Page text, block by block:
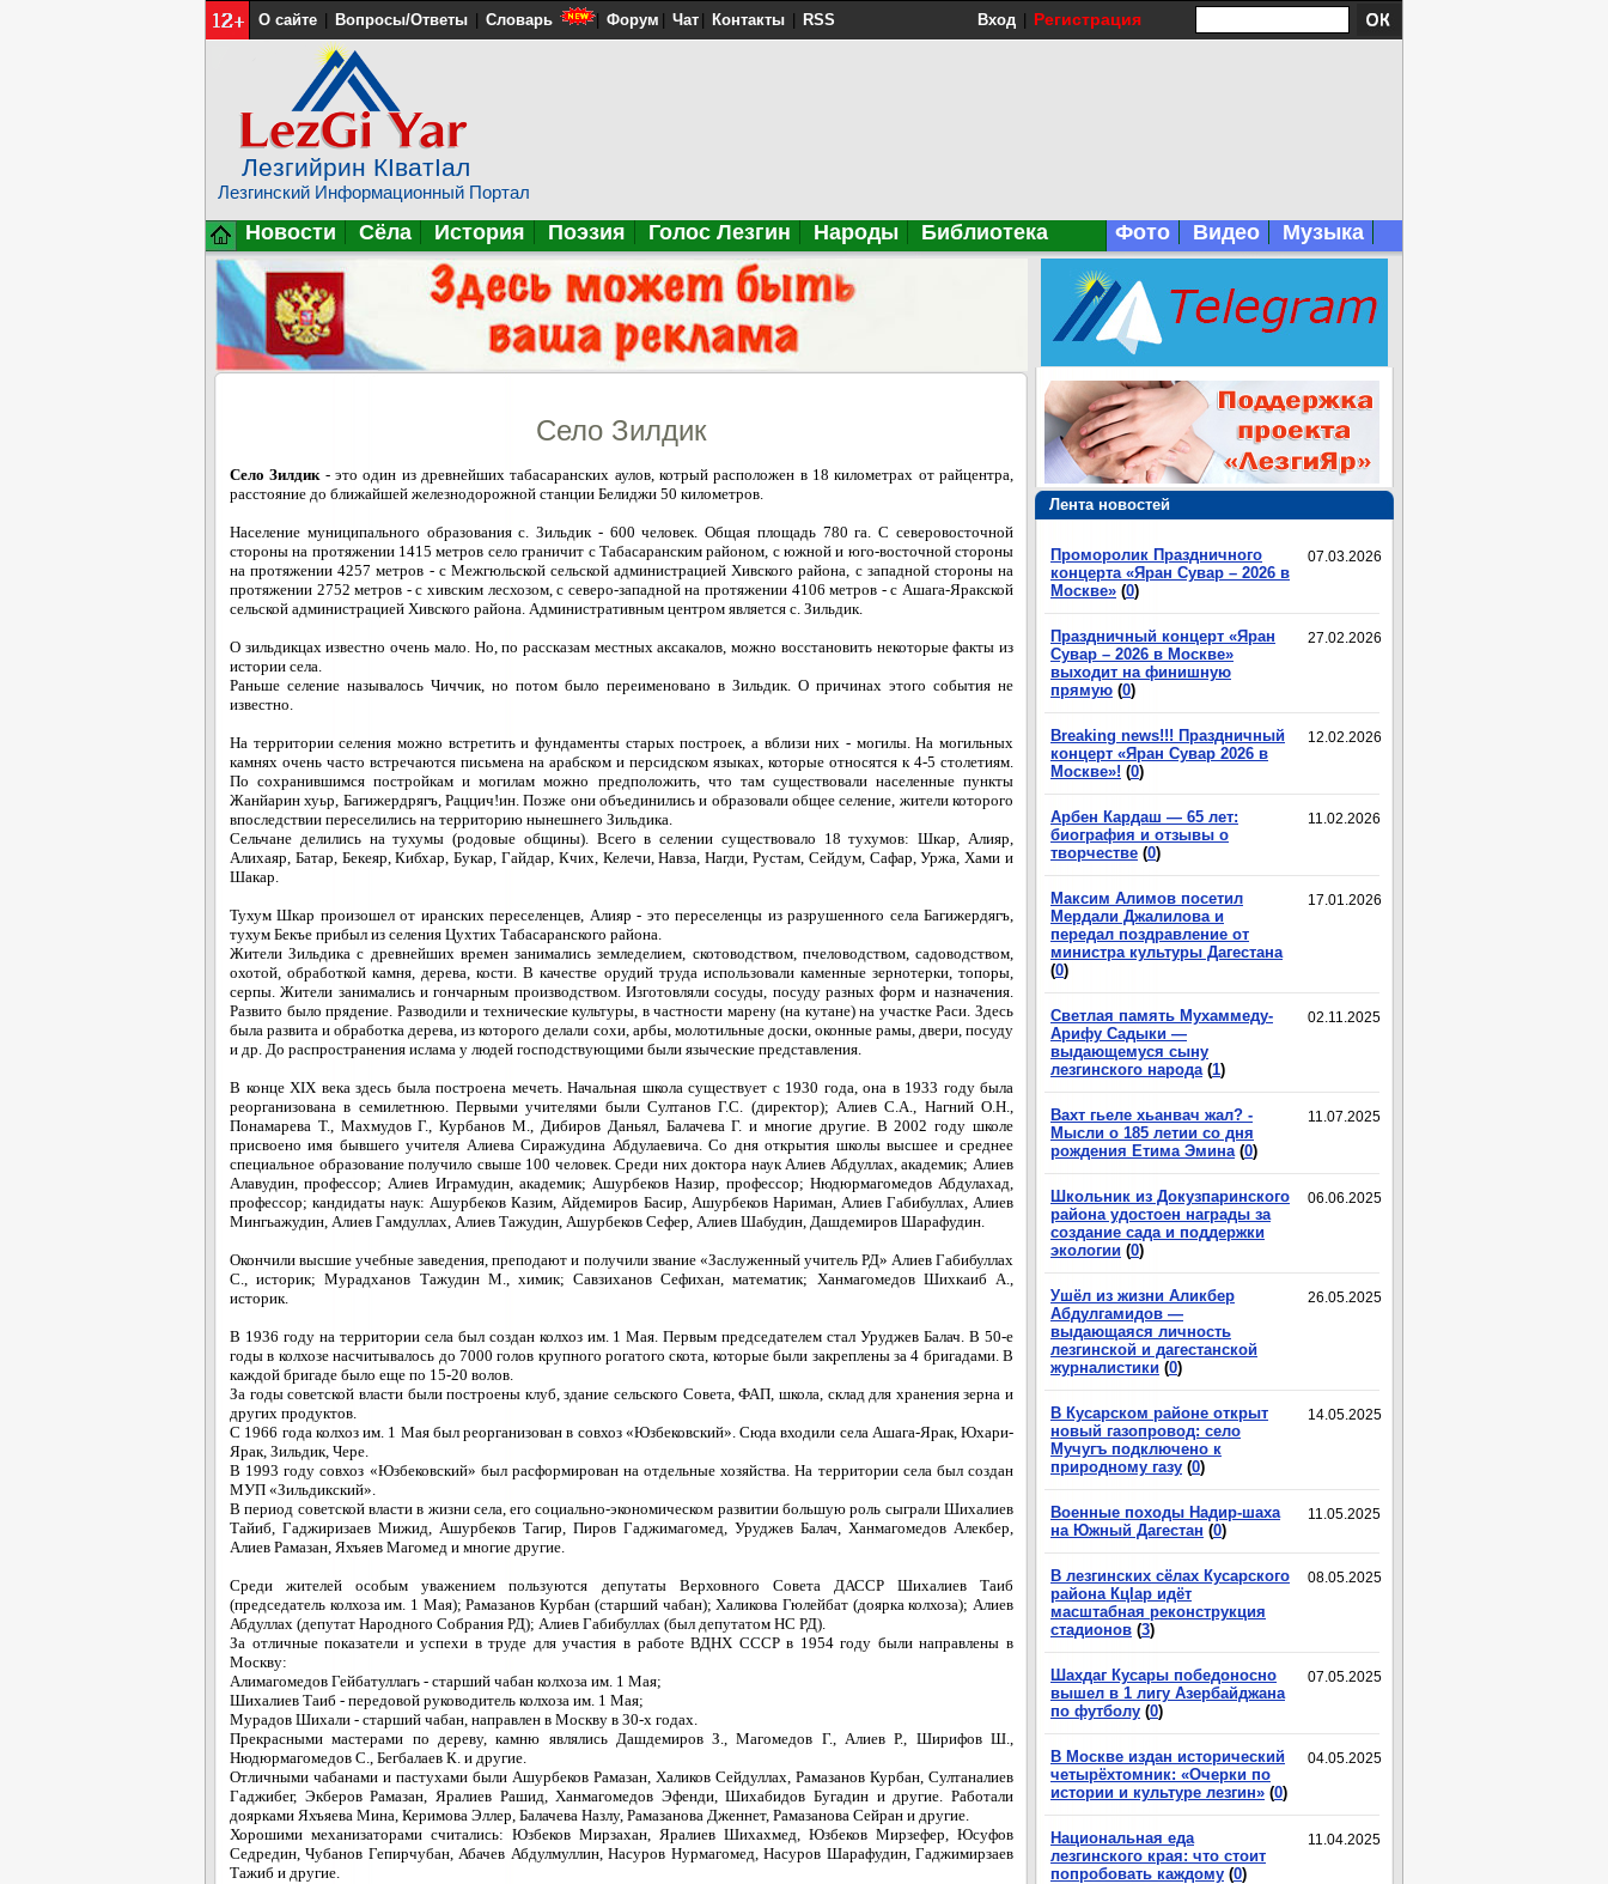
О сайте Вопросы/Ответы Словарь Форум Чат Контакты RSS Вход Регистрация
Лезгийрин КIватIал
Лезгинский Информационный Портал
Новости Сёла История Поэзия Голос Лезгин Народы Библиотека Фото Видео Музыка
Село Зилдик
Село Зилдик- это один из древнейших табасаранских аулов, котрый расположен в 18 километрах от райцентра,
расстояние до ближайшей железнодорожной станции Белиджи 50 километров.
Население муниципального образования с. Зильдик - 600 человек. Общая площадь 780 га. С северовосточной
стороны на протяжении 1415 метров село граничит с Табасаранским районом, с южной и юго-восточной стороны
на протяжении 4257 метров - с Межгюльской сельской администрацией Хивского района, с западной стороны на
протяжении 2752 метров - с хивским лесхозом, с северо-западной на протяжении 4106 метров - с Ашага-Яракской
сельской администрацией Хивского района. Административным центром является с. Зильдик.
О зильдикцах известно очень мало. Но, по рассказам местных аксакалов, можно восстановить некоторые факты из
истории села.
Раньше селение называлось Чиччик, но потом было переименовано в Зильдик. О причинах этого события не
известно.
На территории селения можно встретить и фундаменты старых построек, а вблизи них - могилы. На могильных
камнях очень часто встречаются письмена на арабском и персидском языках, которые относятся к 4-5 столетиям.
По сохранившимся постройкам и могилам можно предположить, что там существовали населенные пункты
Жанйарин хуьр, Багижердрягъ, Раццич!ин. Позже они объединились и образовали общее селение, жители которого
впоследствии переселились на территорию нынешнего Зильдика.
Сельчане делились на тухумы (родовые общины). Всего в селении существовало 18 тухумов: Шкар, Алияр,
Алихаяр, Батар, Бекеяр, Кибхар, Букар, Гайдар, Кчих, Келечи, Навза, Нагди, Рустам, Сейдум, Сафар, Уржа, Хами и
Шакар.
Тухум Шкар произошел от иранских переселенцев, Алияр - это переселенцы из разрушенного села Багижердягъ,
тухум Бекъе прибыл из селения Цухтих Табасаранского района.
Жители Зильдика с древнейших времен занимались земледелием, скотоводством, пчеловодством, садоводством,
охотой, обработкой камня, дерева, кости. В качестве орудий труда использовали каменные зернотерки, топоры,
серпы. Жители занимались и гончарным производством. Изготовляли сосуды, посуду разных форм и назначения.
Развито было прядение. Разводили и технические культуры, в частности марену (на кутане) на участке Раси. Здесь
была развита и обработка дерева, из которого делали сохи, арбы, молотильные доски, оконные рамы, двери, посуду
и др. До распространения ислама у людей господствующими были языческие представления.
В конце XIX века здесь была построена мечеть. Начальная школа существует с 1930 года, она в 1933 году была
реорганизована в семилетнюю. Первыми учителями были Султанов Г.С. (директор); Алиев С.А., Нагний О.Н.,
Понамарева Т., Махмудов Г., Курбанов М., Дибиров Даньял, Балачева Г. и многие другие. В 2002 году школе
присвоено имя бывшего учителя Алиева Сиражудина Абдулаевича. Со дня открытия школы высшее и среднее
специальное образование получило свыше 100 человек. Среди них доктора наук Алиев Абдуллах, академик; Алиев
Алавудин, профессор; Алиев Играмудин, академик; Ашурбеков Назир, профессор; Нюдюрмагомедов Абдулахад,
профессор; кандидаты наук: Ашурбеков Казим, Айдемиров Басир, Ашурбеков Нариман, Алиев Габибуллах, Алиев
Мингьажудин, Алиев Гамдуллах, Алиев Тажудин, Ашурбеков Сефер, Алиев Шабудин, Дашдемиров Шарафудин.
Окончили высшие учебные заведения, преподают и получили звание «Заслуженный учитель РД» Алиев Габибуллах
С., историк; Мурадханов Тажудин М., химик; Савзиханов Сефихан, математик; Ханмагомедов Шихкаиб А.,
историк.
В 1936 году на территории села был создан колхоз им. 1 Мая. Первым председателем стал Уруджев Балач. В 50-е
годы в колхозе насчитывалось до 7000 голов крупного рогатого скота, которые были закреплены за 4 бригадами. В
каждой бригаде было еще по 15-20 волов.
За годы советской власти были построены клуб, здание сельского Совета, ФАП, школа, склад для хранения зерна и
других продуктов.
С 1966 года колхоз им. 1 Мая был реорганизован в совхоз «Юзбековский». Сюда входили села Ашага-Ярак, Юхари-
Ярак, Зильдик, Чере.
В 1993 году совхоз «Юзбековский» был расформирован на отдельные хозяйства. На территории села был создан
МУП «Зильдикский».
В период советской власти в жизни села, его социально-экономическом развитии большую роль сыграли Шихалиев
Тайиб, Гаджиризаев Мижид, Ашурбеков Тагир, Пиров Гаджимагомед, Уруджев Балач, Ханмагомедов Алекбер,
Алиев Рамазан, Яхъяев Магомед и многие другие.
Среди жителей особым уважением пользуются депутаты Верховного Совета ДАССР Шихалиев Таиб
(председатель колхоза им. 1 Мая); Рамазанов Курбан (старший чабан); Халикова Гюлейбат (доярка колхоза); Алиев
Абдуллах (депутат Народного Собрания РД); Алиев Габибуллах (был депутатом НС РД).
За отличные показатели и успехи в труде для участия в работе ВДНХ СССР в 1954 году были направлены в
Москву:
Алимагомедов Гейбатуллагь - старший чабан колхоза им. 1 Мая;
Шихалиев Таиб - передовой руководитель колхоза им. 1 Мая;
Мурадов Шихали - старший чабан, направлен в Москву в 30-х годах.
Прекрасными мастерами по дереву, камню являлись Дашдемиров З., Магомедов Г., Алиев Р., Ширифов Ш.,
Нюдюрмагомедов С., Бегбалаев К. и другие.
Отличными чабанами и пастухами были Ашурбеков Рамазан, Халиков Сейдуллах, Рамазанов Курбан, Султаналиев
Гаджибег, Экберов Рамазан, Яралиев Рашид, Ханмагомедов Эфенди, Шихабидов Бугадин и другие. Работали
доярками Яхъяева Мина, Керимова Эллер, Балачева Назлу, Рамазанова Дженнет, Рамазанова Сейран и другие.
Хорошими механизаторами считались: Юзбеков Мирзахан, Яралиев Шихахмед, Юзбеков Мирзефер, Юсуфов
Седредин, Чубанов Гепирчубан, Абачев Абдулмуллин, Насуров Нурмагомед, Насуров Шарафудин, Гаджимирзаев
Тажиб и другие.
Лента новостей
07.03.2026
Проморолик Праздничного
концерта «Яран Сувар – 2026 в
Москве» (0)
27.02.2026
Праздничный концерт «Яран
Сувар – 2026 в Москве»
выходит на финишную
прямую (0)
12.02.2026
Breaking news!!! Праздничный
концерт «Яран Сувар 2026 в
Москве»! (0)
11.02.2026
Арбен Кардаш — 65 лет:
биография и отзывы о
творчестве (0)
17.01.2026
Максим Алимов посетил
Мердали Джалилова и
передал поздравление от
министра культуры Дагестана
(0)
02.11.2025
Светлая память Мухаммеду-
Арифу Садыки —
выдающемуся сыну
лезгинского народа (1)
11.07.2025
Вахт гьеле хьанвач жал? -
Мысли о 185 летии со дня
рождения Етима Эмина (0)
06.06.2025
Школьник из Докузпаринского
района удостоен награды за
создание сада и поддержки
экологии (0)
26.05.2025
Ушёл из жизни Аликбер
Абдулгамидов —
выдающаяся личность
лезгинской и дагестанской
журналистики (0)
14.05.2025
В Кусарском районе открыт
новый газопровод: село
Мучугъ подключено к
природному газу (0)
11.05.2025
Военные походы Надир-шаха
на Южный Дагестан (0)
08.05.2025
В лезгинских сёлах Кусарского
района КцIар идёт
масштабная реконструкция
стадионов (3)
07.05.2025
Шахдаг Кусары победоносно
вышел в 1 лигу Азербайджана
по футболу (0)
04.05.2025
В Москве издан исторический
четырёхтомник: «Очерки по
истории и культуре лезгин» (0)
11.04.2025
Национальная еда
лезгинского края: что стоит
попробовать каждому (0)